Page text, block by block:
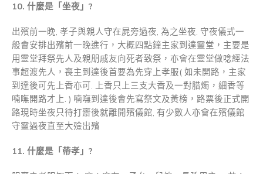
10. 什麼是「坐夜」 ?
出殯前一晚, 孝子與親人守在屍旁過夜, 為之坐夜. 守夜儀式一
般會安排出殯前一晚進行，大概四點鐘主家到達靈堂，主要是
用靈堂拜祭先人及親朋戚友向死者致祭，亦會在靈堂做唸經法
事超渡先人，喪主到達後首要為先穿上孝服( 如未開路，主家
到達後可先上香亦可. 上香只上三支大香及一對腊燭，細香等
喃嘸開路才上. ) 喃嘸到達後會先寫祭文及黃榜，路票後正式開
路現時坐夜只待打齋後就離開殯儀館, 有少數人亦會在殯儀館
守靈過夜直至大殮出殯
11. 什麼是「帶孝」 ?